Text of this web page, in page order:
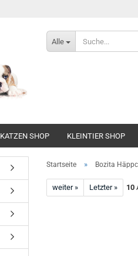
Alle
KATZEN SHOP KLEINTIER SHOP
Startseite » Bozita
weiter » Letzter » 10